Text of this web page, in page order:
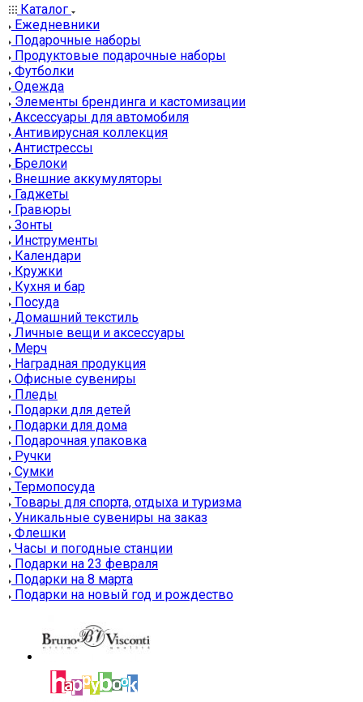
Каталог
Ежедневники
Подарочные наборы
Продуктовые подарочные наборы
Футболки
Одежда
Элементы брендинга и кастомизации
Аксессуары для автомобиля
Антивирусная коллекция
Антистрессы
Брелоки
Внешние аккумуляторы
Гаджеты
Гравюры
Зонты
Инструменты
Календари
Кружки
Кухня и бар
Посуда
Домашний текстиль
Личные вещи и аксессуары
Мерч
Наградная продукция
Офисные сувениры
Пледы
Подарки для детей
Подарки для дома
Подарочная упаковка
Ручки
Сумки
Термопосуда
Товары для спорта, отдыха и туризма
Уникальные сувениры на заказ
Флешки
Часы и погодные станции
Подарки на 23 февраля
Подарки на 8 марта
Подарки на новый год и рождество